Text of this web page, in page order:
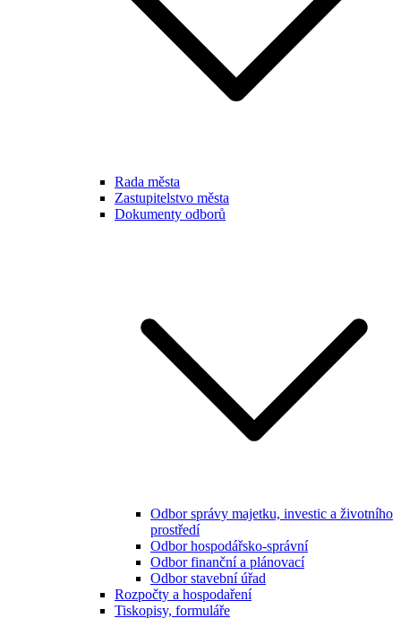
Rada města
Zastupitelstvo města
Dokumenty odborů
Odbor správy majetku, investic a životního
prostředí
Odbor hospodářsko-správní
Odbor finanční a plánovací
Odbor stavební úřad
Rozpočty a hospodaření
Tiskopisy, formuláře